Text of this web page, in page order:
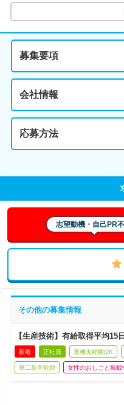
募集要項
会社情報
応募方法
志望動機・自己PR
その他の募集情報
【生産技術】有給取得平均
新着 正社員 業種未経験OK
第二新卒歓迎 女性のおしごと掲載